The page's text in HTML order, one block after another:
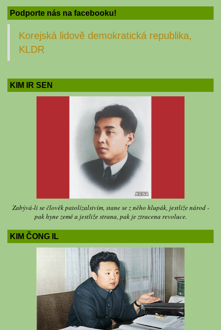
Podporte nás na facebooku!
Korejská lidově demokratická republika,
KLDR
KIM IR SEN
Zabývá-li se člověk patolízalstvím, stane se z něho hlupák, jestliže národ -
pak hyne země a jestliže strana, pak je ztracena revoluce.
KIM ČONG IL